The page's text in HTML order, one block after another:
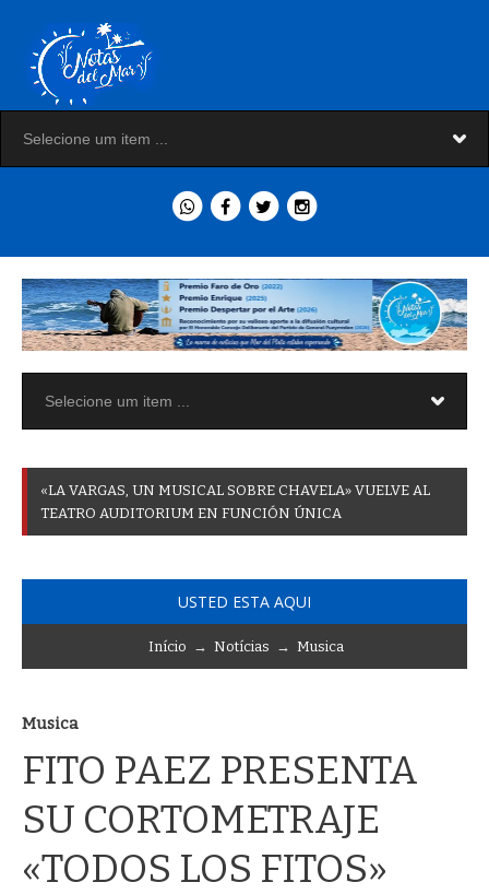
«LA VARGAS UN MUSICAL SOBRE CHAVELA» VUELVE AL
TEATRO AUDITORIUM EN FUNCIÓN ÚNICA
USTED ESTA AQUI
Início → Notícias → Musica
Musica
FITO PAEZ PRESENTA
SU CORTOMETRAJE
«TODOS LOS FITOS»